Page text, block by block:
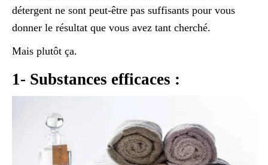
détergent ne sont peut-être pas suffisants pour vous
donner le résultat que vous avez tant cherché.
Mais plutôt ça.
1- Substances efficaces :